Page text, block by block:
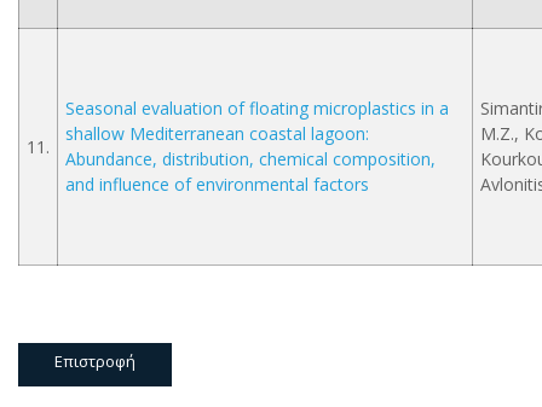
11.
Seasonal evaluation of floating microplastics in a
shallow Mediterranean coastal lagoon:
Abundance, distribution, chemical composition,
and influence of environmental factors
M.Z.,
Επιστροφή